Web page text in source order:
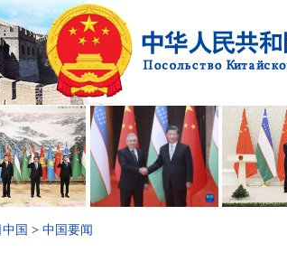
国 > 中国要闻